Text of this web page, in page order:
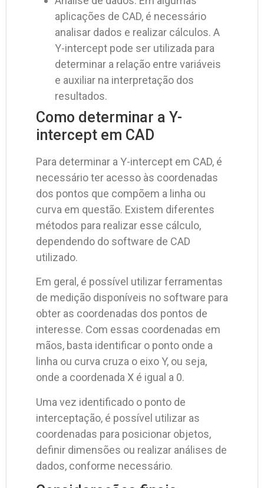
aplicações de CAD, é necessário
analisar dados e realizar cálculos. A
Y-intercept pode ser utilizada para
determinar a relação entre variáveis
e auxiliar na interpretação dos
resultados.
Como determinar a Y-
intercept em CAD
Para determinar a Y-intercept em CAD, é
necessário ter acesso às coordenadas
dos pontos que compõem a linha ou
curva em questão. Existem diferentes
métodos para realizar esse cálculo,
dependendo do software de CAD
utilizado.
Em geral, é possível utilizar ferramentas
de medição disponíveis no software para
obter as coordenadas dos pontos de
interesse. Com essas coordenadas em
mãos, basta identificar o ponto onde a
linha ou curva cruza o eixo Y, ou seja,
onde a coordenada X é igual a 0.
Uma vez identificado o ponto de
interceptação, é possível utilizar as
coordenadas para posicionar objetos,
definir dimensões ou realizar análises de
dados, conforme necessário.